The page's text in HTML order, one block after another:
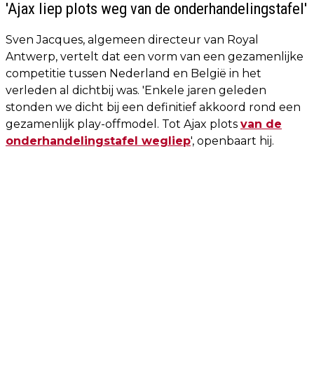
'Ajax liep plots weg van de onderhandelingstafel'
Sven Jacques, algemeen directeur van Royal
Antwerp, vertelt dat een vorm van een gezamenlijke
competitie tussen Nederland en België in het
verleden al dichtbij was. 'Enkele jaren geleden
stonden we dicht bij een definitief akkoord rond een
gezamenlijk play-offmodel. Tot Ajax plots van de
onderhandelingstafel wegliep', openbaart hij.